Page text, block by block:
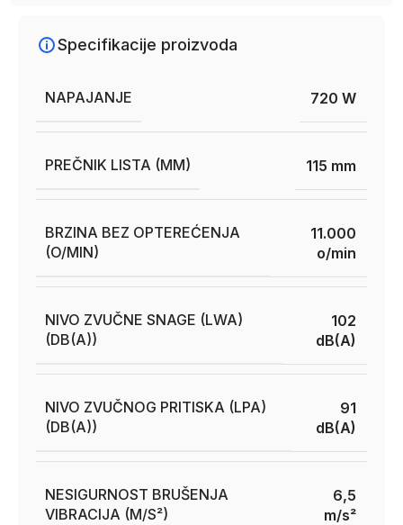
Specifikacije proizvoda
NAPAJANJE 720 W
PREČNIK LISTA (MM) 115 mm
BRZINA BEZ OPTEREĆENJA
(O/MIN)
11.000
o/min
NIVO ZVUČNE SNAGE (LWA)
(DB(A))
102
dB(A)
NIVO ZVUČNOG PRITISKA (LPA)
(DB(A))
91
dB(A)
NESIGURNOST BRUŠENJA
VIBRACIJA (M/S²)
6,5
m/s²